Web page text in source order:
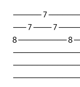
------
---7----
8----------